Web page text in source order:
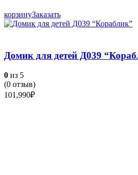
корзинуЗаказать
Домик для детей Д039
0 из 5
(0 отзыв)
101,990₽